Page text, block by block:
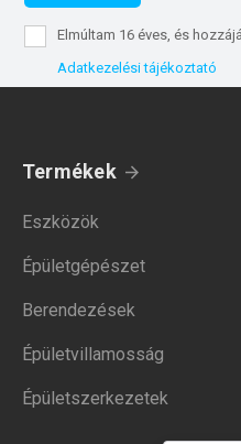
Elmúltam 16 éves, és
Adatkezelési tájékoztató
Termékek
Eszközök
Épületgépészet
Berendezések
Épületvillamosság
Épületszerkezetek